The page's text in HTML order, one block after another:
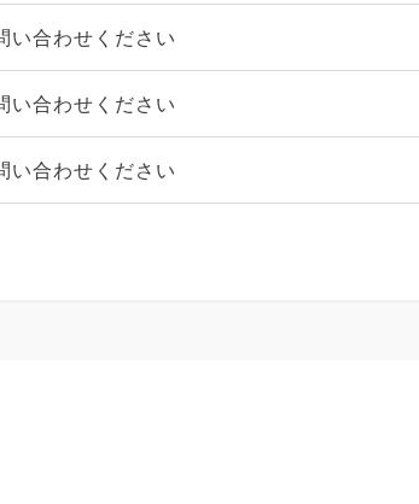
い合わせください
い合わせください
い合わせください